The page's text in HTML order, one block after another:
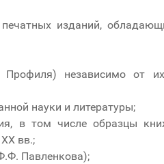
изданий,
независимо от
науки и литературы;
в том числе образцы
вв.;
Павленкова);